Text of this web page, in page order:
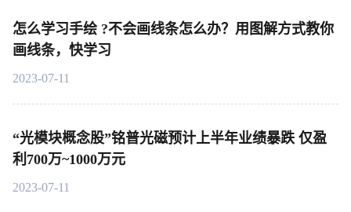
怎么学习手绘 ?不会画线条怎么办？用图解方式教你
画线条，快学习
2023-07-11
“光模块概念股”铭普光磁预计上半年业绩暴跌 仅盈
利700万~1000万元
2023-07-11